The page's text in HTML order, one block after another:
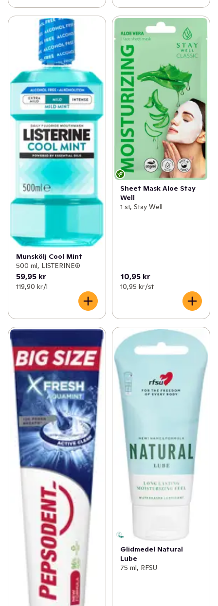
Munskölj Cool Mint
500 ml, LISTERINE®
59,95 kr
119,90 kr /l
Sheet Mask Aloe Stay
Well
1 st, Stay Well
10,95 kr
10,95 kr /st
Glidmedel Natural
Lube
75 ml, RFSU